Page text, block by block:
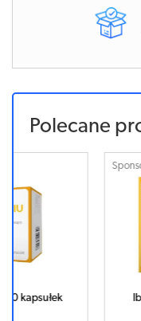
Polecane
Sponsorowany
Ibuvit